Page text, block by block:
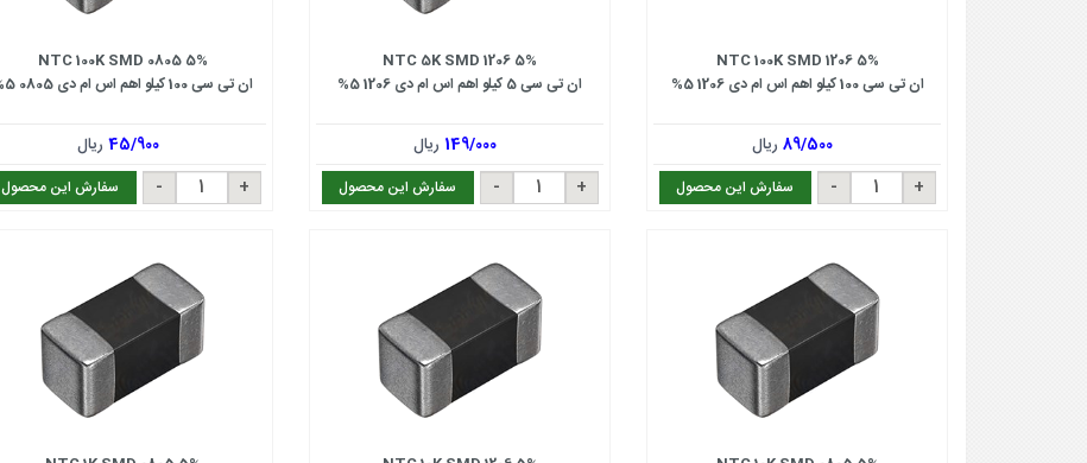
NTC 100K SMD 1206 5%
ان تی سی 100 کیلو اهم اس ام دی 1206 5%
89/500ریال
سفارش این محصول
NTC 5K SMD 1206 5%
ان تی سی 5 کیلو اهم اس ام دی 1206 5%
149/000 ریال
سفارش این محصول
NTC 100K SMD 0805 5%
ان تی سی 100 کیلو اهم اس ام دی 0805 5%
45/900 ریال
سفارش این محصول